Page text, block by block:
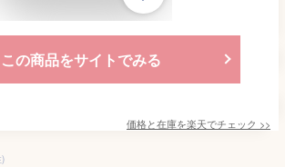
この商品をサイトでみる
価格と在庫を楽天でチェック >>